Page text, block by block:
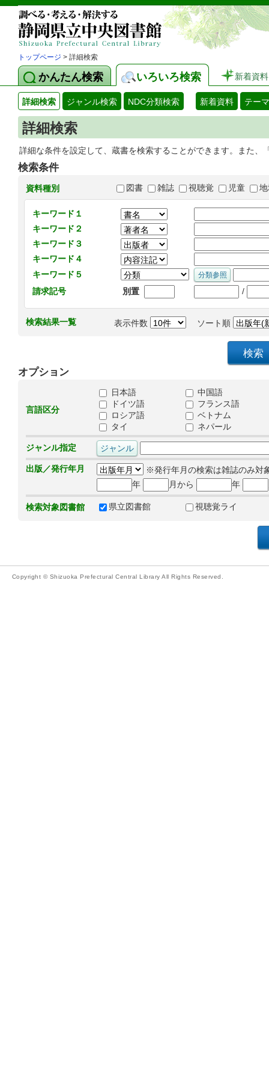
トップページ > 詳細検索
かんたん検索 いろいろ検索 新着資料
詳細検索 ジャンル検索 NDC分類検索 新着資料 テー
詳細検索
詳細な条件を設定して、蔵書を検索することができます。また
検索条件
資料種別 図書 雑誌 視聴覚 児童
キーワード１
キーワード２
キーワード３
キーワード４
キーワード５
請求記号
別置 /
検索結果一覧 表示件数 ソート順
オプション
言語区分
日本語
中国語
ドイツ語
フランス語
ロシア語
ベトナム
タイ
ネパール
ジャンル指定
出版／発行年月
※発行年月の検索は雑誌のみ対
年
月から 年
検索対象図書館 県立図書館 視聴覚ライ
Copyright © Shizuoka Prefectural Central Library All Rights Reserved.